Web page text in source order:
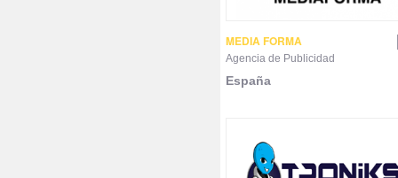
MEDIA FORMA
Agencia de Publicidad
España